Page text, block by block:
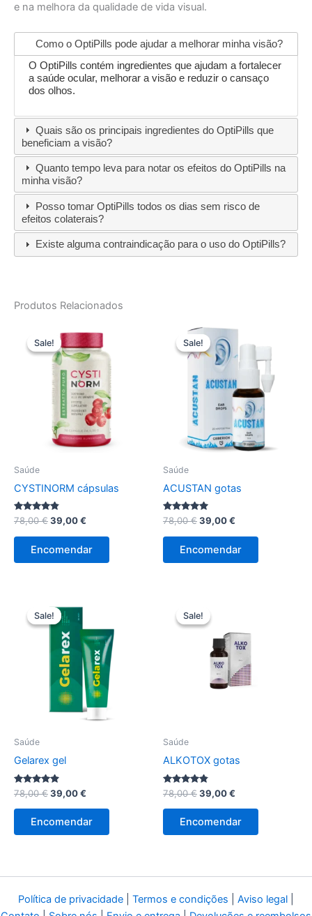
e na melhora da qualidade de vida visual.
Como o OptiPills pode ajudar a melhorar minha visão?
O OptiPills contém ingredientes que ajudam a fortalecer
a saúde ocular, melhorar a visão e reduzir o cansaço
dos olhos.
Quais são os principais ingredientes do OptiPills que
beneficiam a visão?
Quanto tempo leva para notar os efeitos do OptiPills na
minha visão?
Posso tomar OptiPills todos os dias sem risco de
efeitos colaterais?
Existe alguma contraindicação para o uso do OptiPills?
Produtos Relacionados
Sale!
Sale!
Saúde
CYSTINORM cápsulas
Avaliação
4.67
de 5
78,00€O
original
era:
39,00€
é:
Encomendar
Sale!
Sale!
Saúde
ACUSTAN gotas
Avaliação
4.80
de 5
78,00€O
original
era:
39,00€
é:
Encomendar
Sale!
Sale!
Saúde
Gelarex gel
Avaliação
4.75
de 5
78,00€O
original
era:
39,00€
é:
Encomendar
Sale!
Sale!
Saúde
ALKOTOX gotas
Avaliação
4.63
de 5
78,00€O
original
era:
39,00€
é:
Encomendar
Política de privacidade Termos e condições Aviso legal